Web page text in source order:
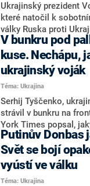
Ukrajinský prezident
které natočil k
války Ruska proti
pod prezidentskou
server RBK-Ukrajina.
V bunkru pod
kuse. Nechápu,
ukrajinský voják
Téma: Ukrajina
Serhij Tyščenko,
strávil v bunkru na
York Times popsal,
bojové zóně. Jeho
problém s rotacemi
Putinův Donbas
Svět se bojí
vyústí ve válku
Téma: Ukrajina